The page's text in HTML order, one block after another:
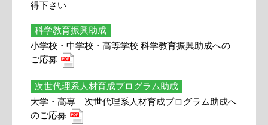
得下さい
科学教育振興助成
小学校・中学校・高等学校 科学教育振興助成への
ご応募
次世代理系人材育成プログラム助成
大学・高専 次世代理系人材育成プログラム助成へ
のご応募